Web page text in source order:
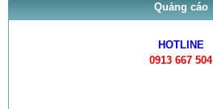
Quảng cáo
HOTLINE
0913 667 504